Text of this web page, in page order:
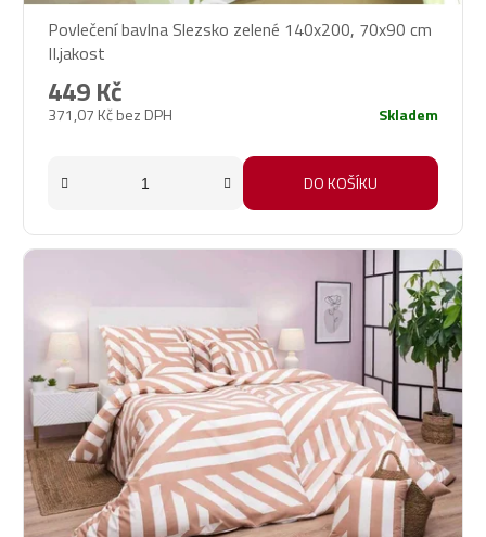
Povlečení bavlna Slezsko zelené 140x200, 70x90 cm
II.jakost
371,07 Kč bez DPH
449 Kč
Skladem
DO KOŠÍKU